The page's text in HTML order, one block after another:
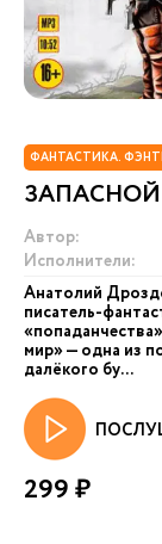
ФАНТАСТИКА.
Автор:
Исполнители:
Анатолий
писатель-
мир» — одна из
далёкого бу...
299 ₽